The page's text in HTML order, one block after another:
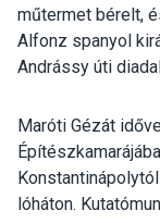
műtermet bérelt,
Alfonz spanyol
Andrássy úti
Maróti Gézát
lóháton.